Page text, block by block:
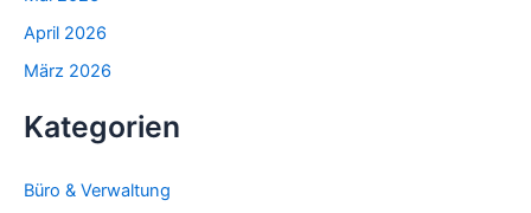
April 2026
März 2026
Kategorien
Büro & Verwaltung